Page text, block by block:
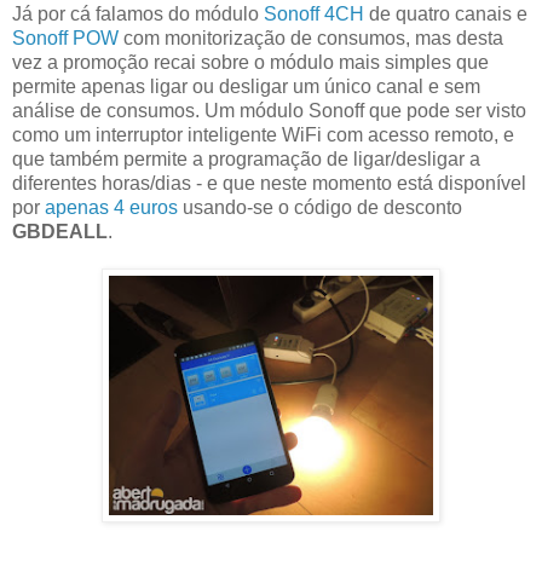
Já por cá falamos do módulo Sonoff 4CH de quatro canais e
Sonoff POW com monitorização de consumos, mas desta
vez a promoção recai sobre o módulo mais simples que
permite apenas ligar ou desligar um único canal e sem
análise de consumos. Um módulo Sonoff que pode ser visto
como um interruptor inteligente WiFi com acesso remoto, e
que também permite a programação de ligar/desligar a
diferentes horas/dias - e que neste momento está disponível
por apenas 4 euros usando-se o código de desconto
GBDEALL.